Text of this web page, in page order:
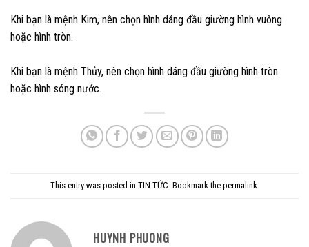
Khi bạn là mệnh Kim, nên chọn hình dáng đầu giường hình vuông
hoặc hình tròn.
Khi bạn là mệnh Thủy, nên chọn hình dáng đầu giường hình tròn
hoặc hình sóng nước.
This entry was posted in TIN TỨC . Bookmark the permalink.
HUYNH PHUONG